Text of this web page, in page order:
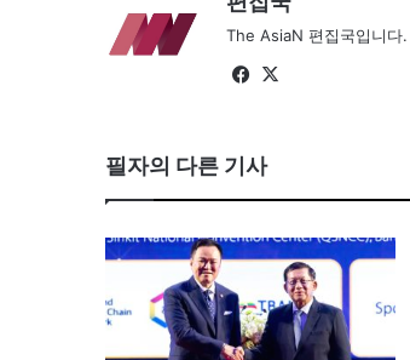
The AsiaN 편집국입니다.
Fa
ok
필자의 다른 기사